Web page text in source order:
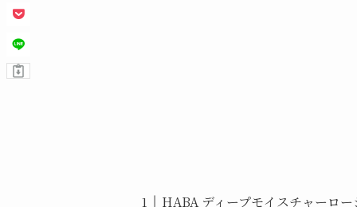
HABA ディープモイスチャーロー